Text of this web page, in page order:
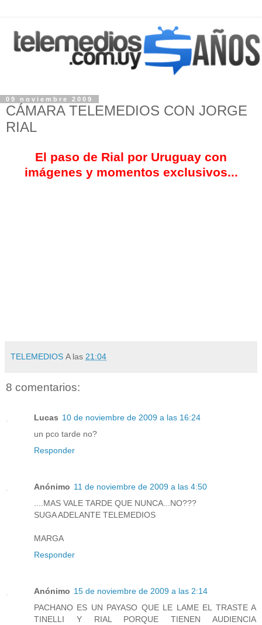
09 noviembre 2009
CÁMARA TELEMEDIOS CON JORGE
RIAL
El paso de Rial por Uruguay con
imágenes y momentos exclusivos...
TELEMEDIOS A las 21:04
8 comentarios:
Lucas 10 de noviembre de 2009 a las 16:24
un pco tarde no?
Responder
Anónimo 11 de noviembre de 2009 a las 4:50
....MAS VALE TARDE QUE NUNCA...NO???
SUGA ADELANTE TELEMEDIOS
MARGA
Responder
Anónimo 15 de noviembre de 2009 a las 2:14
PACHANO ES UN PAYASO QUE LE LAME EL TRASTE A
TINELLI Y RIAL PORQUE TIENEN AUDIENCIA